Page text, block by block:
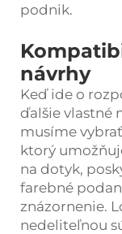
podnik.
návrhy
Keď ide o
ďalšie vlastné
musíme
ktorý
na dotyk,
farebné
znázornenie.
nedeliteľnou